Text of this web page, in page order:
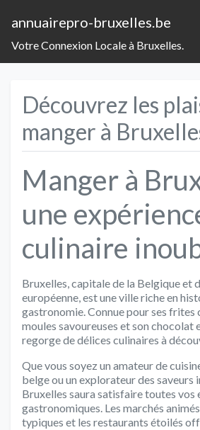
annuairepro-bruxelles.be
Votre Connexion Locale à Bruxelles.
Découvrez les
manger à
Manger à
une
culinaire
Bruxelles, capitale de la Belgique et
européenne, est une ville riche en
gastronomie. Connue pour ses frites
moules savoureuses et son chocolat
regorge de délices culinaires à
Que vous soyez un amateur de
belge ou un explorateur des saveurs
Bruxelles saura satisfaire toutes vos
gastronomiques. Les marchés
typiques et les restaurants étoilés